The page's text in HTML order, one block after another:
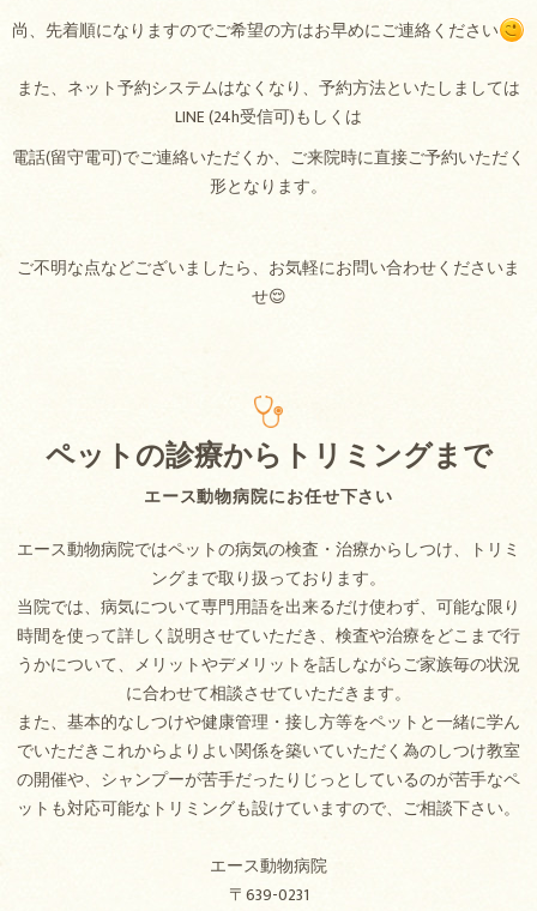
尚、先着順になりますのでご希望の方はお早めにご連絡ください
また、ネット予約システムはなくなり、予約方法といたしましては
LINE (24h受信可)もしくは
電話(留守電可)でご連絡いただくか、ご来院時に直接ご予約いただく
形となります。
ご不明な点などございましたら、お気軽にお問い合わせくださいま
せ😌
エース動物病院にお任せ下さい
ペットの診療からトリミングまで
エース動物病院ではペットの病気の検査・治療からしつけ、トリミ
ングまで取り扱っております。
当院では、病気について専門用語を出来るだけ使わず、可能な限り
時間を使って詳しく説明させていただき、検査や治療をどこまで行
うかについて、メリットやデメリットを話しながらご家族毎の状況
に合わせて相談させていただきます。
また、基本的なしつけや健康管理・接し方等をペットと一緒に学ん
でいただきこれからよりよい関係を築いていただく為のしつけ教室
の開催や、シャンプーが苦手だったりじっとしているのが苦手なペ
ットも対応可能なトリミングも設けていますので、ご相談下さい。
エース動物病院
〒639-0231